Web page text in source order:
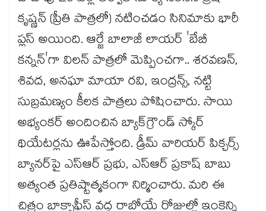
కృష్ణన్ (ప్రీతి పాత్రలో) నటించడం సినిమాకు భారీ
ప్లస్ అయింది. ఆర్జే బాలాజీ లాయర్ 'బేబీ
కన్నన్'గా విలన్ పాత్రలో మెప్పించగా.. శరవణన్,
శివద, అనఘా మాయా రవి, ఇంద్రన్స్, నట్టి
సుబ్రమణ్యం కీలక పాత్రలు పోషించారు. సాయి
అభ్యంకర్ అందించిన బ్యాక్‌గ్రౌండ్ స్కోర్
థియేటర్లను ఊపేస్తోంది. డ్రీమ్ వారియర్ పిక్చర్స్
బ్యానర్‌పై ఎస్ఆర్ ప్రభు, ఎస్ఆర్ ప్రకాష్ బాబు
అత్యంత ప్రతిష్టాత్మకంగా నిర్మించారు. మరి ఈ